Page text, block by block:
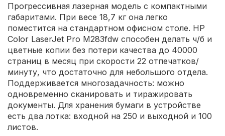
Прогрессивная лазерная модель с компактными
габаритами. При весе 18,7 кг она легко
поместится на стандартном офисном столе. HP
Color LaserJet Pro M283fdw способен делать ч/б и
цветные копии без потери качества до 40000
страниц в месяц при скорости 22 отпечатков/
минуту, что достаточно для небольшого отдела.
Поддерживается многозадачность: можно
одновременно сканировать и тиражировать
документы. Для хранения бумаги в устройстве
есть два лотка: входной на 250 и выходной и 100
листов.